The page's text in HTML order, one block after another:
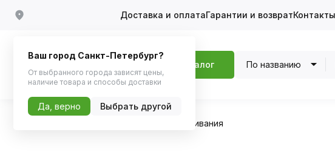
Доставка и оплатаГарантии и возвратКонтакты
Каталог По названию
Лампы накаливания
Ваш город Санкт-Петербург?
От выбранного города зависят цены,
наличие товара и способы доставки
Да, верно Выбрать другой